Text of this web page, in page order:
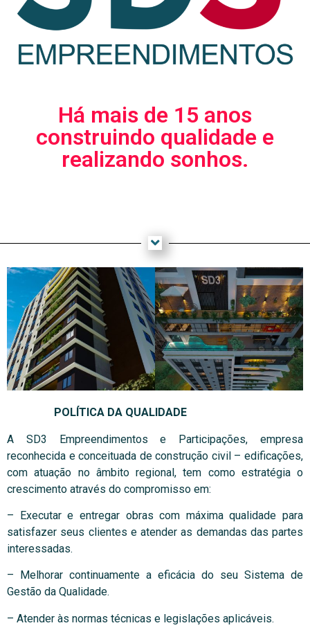
Há mais de 15 anos
construindo qualidade e
realizando sonhos.
POLÍTICA DA QUALIDADE
A SD3 Empreendimentos e Participações, empresa
reconhecida e conceituada de construção civil – edificações,
com atuação no âmbito regional, tem como estratégia o
crescimento através do compromisso em:
– Executar e entregar obras com máxima qualidade para
satisfazer seus clientes e atender as demandas das partes
interessadas.
– Melhorar continuamente a eficácia do seu Sistema de
Gestão da Qualidade.
– Atender às normas técnicas e legislações aplicáveis.